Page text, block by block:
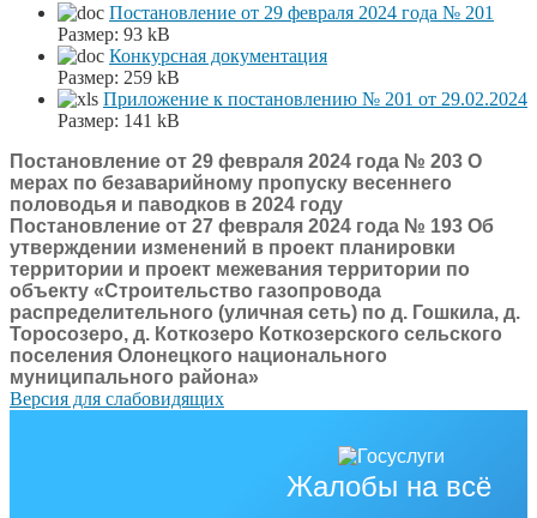
Постановление от 29 февраля 2024 года № 201
Размер: 93 kB
Конкурсная документация
Размер: 259 kB
Приложение к постановлению № 201 от 29.02.2024
Размер: 141 kB
Постановление от 29 февраля 2024 года № 203 О
мерах по безаварийному пропуску весеннего
половодья и паводков в 2024 году
Постановление от 27 февраля 2024 года № 193 Об
утверждении изменений в проект планировки
территории и проект межевания территории по
объекту «Строительство газопровода
распределительного (уличная сеть) по д. Гошкила, д.
Торосозеро, д. Коткозеро Коткозерского сельского
поселения Олонецкого национального
муниципального района»
Версия для слабовидящих
Жалобы на всё